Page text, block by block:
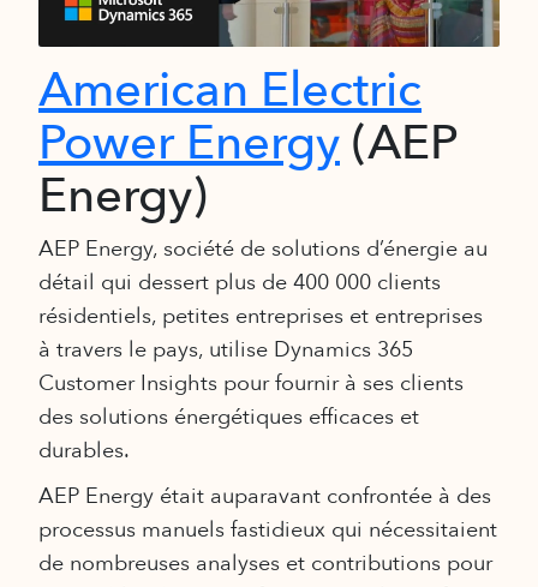
American Electric
Power Energy (AEP
Energy)
AEP Energy, société de solutions d’énergie au
détail qui dessert plus de 400 000 clients
résidentiels, petites entreprises et entreprises
à travers le pays, utilise Dynamics 365
Customer Insights pour fournir à ses clients
des solutions énergétiques efficaces et
durables.
AEP Energy était auparavant confrontée à des
processus manuels fastidieux qui nécessitaient
de nombreuses analyses et contributions pour